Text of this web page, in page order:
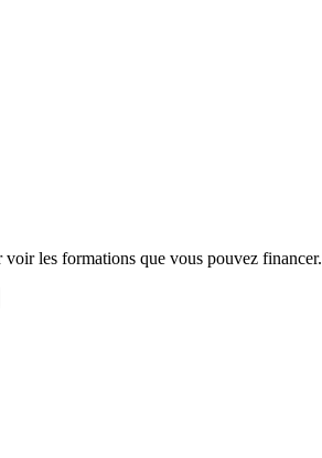
les formations que vous pouvez financer.